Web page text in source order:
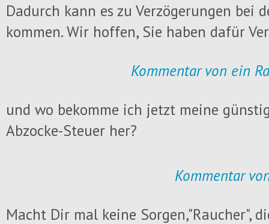
Dadurch kann es zu Verzögerungen bei
kommen. Wir hoffen, Sie haben dafür
Kommentar von ein
und wo bekomme ich jetzt meine
Abzocke-Steuer her?
Kommentar
Macht Dir mal keine Sorgen,"Raucher",